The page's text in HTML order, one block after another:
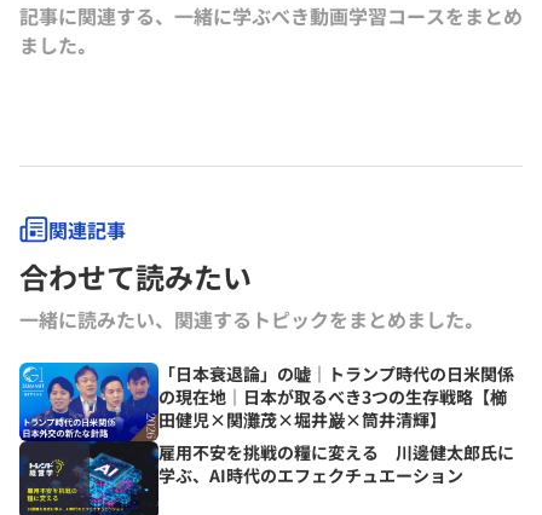
記事に関連する、一緒に学ぶべき動画学習コースをまとめ
ました｡
関連記事
合わせて読みたい
一緒に読みたい、関連するトピックをまとめました｡
「日本衰退論」の嘘｜トランプ時代の日米関係
の現在地｜日本が取るべき3つの生存戦略【櫛
田健児×関灘茂×堀井巌×筒井清輝】
雇用不安を挑戦の糧に変える 川邊健太郎氏に
学ぶ、AI時代のエフェクチュエーション